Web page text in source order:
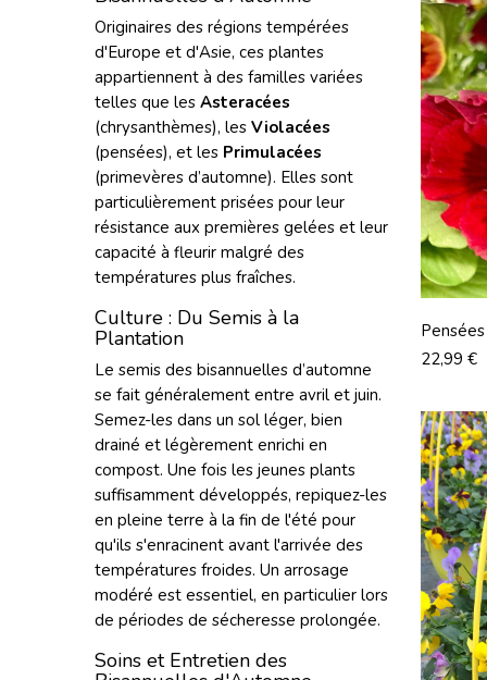
Originaires des régions tempérées
d'Europe et d'Asie, ces plantes
appartiennent à des familles variées
telles que les Asteracées
(chrysanthèmes), les Violacées
(pensées), et les Primulacées
(primevères d’automne). Elles sont
particulièrement prisées pour leur
résistance aux premières gelées et leur
capacité à fleurir malgré des
températures plus fraîches.
Culture : Du Semis à la
Plantation
Le semis des bisannuelles d’automne
se fait généralement entre avril et juin.
Semez-les dans un sol léger, bien
drainé et légèrement enrichi en
compost. Une fois les jeunes plants
suffisamment développés, repiquez-les
en pleine terre à la fin de l'été pour
qu'ils s'enracinent avant l'arrivée des
températures froides. Un arrosage
modéré est essentiel, en particulier lors
de périodes de sécheresse prolongée.
Soins et Entretien des
Pots De
Prix
22,99 €